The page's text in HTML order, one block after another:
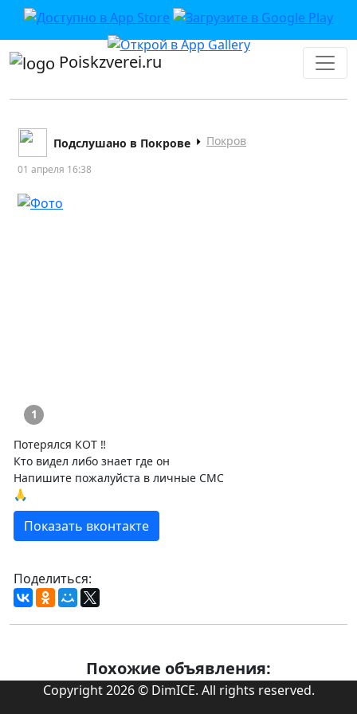
Poiskzverei.ru
Подслушано в Покрове Покров
01 апреля 16:38
1
Потерялся КОТ ‼️
Кто видел либо знает где он
Напишите пожалуйста в личные СМС
🙏
Показать вконтакте
Поделиться:
Похожие объявления:
Copyright 2026 © DimICE. All rights reserved.